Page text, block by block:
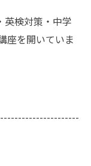
英検対策・中学
座を開いていま